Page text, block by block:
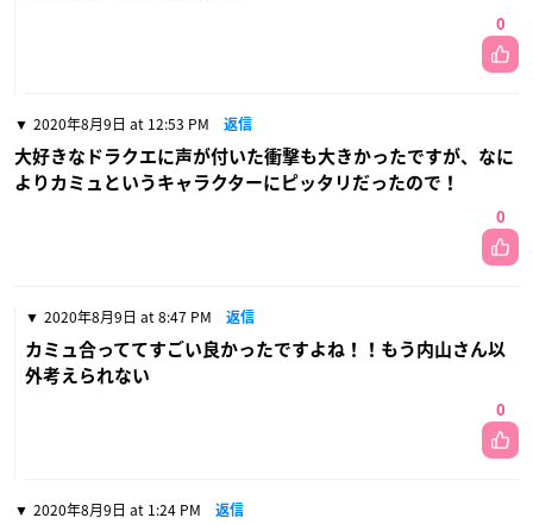
0
2020年8月9日 at 12:53 PM 返信
大好きなドラクエに声が付いた衝撃も大きかったですが、なに
よりカミュというキャラクターにピッタリだったので！
0
2020年8月9日 at 8:47 PM 返信
カミュ合っててすごい良かったですよね！！もう内山さん以
外考えられない
0
2020年8月9日 at 1:24 PM 返信